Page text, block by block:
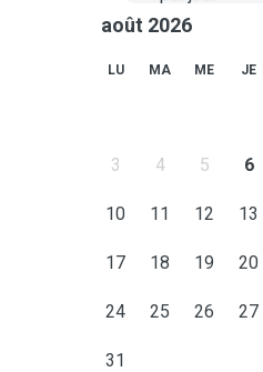
août 2026
LU MA ME JE
3 4 5 6
10 11 12 13
17 18 19 20
24 25 26 27
31